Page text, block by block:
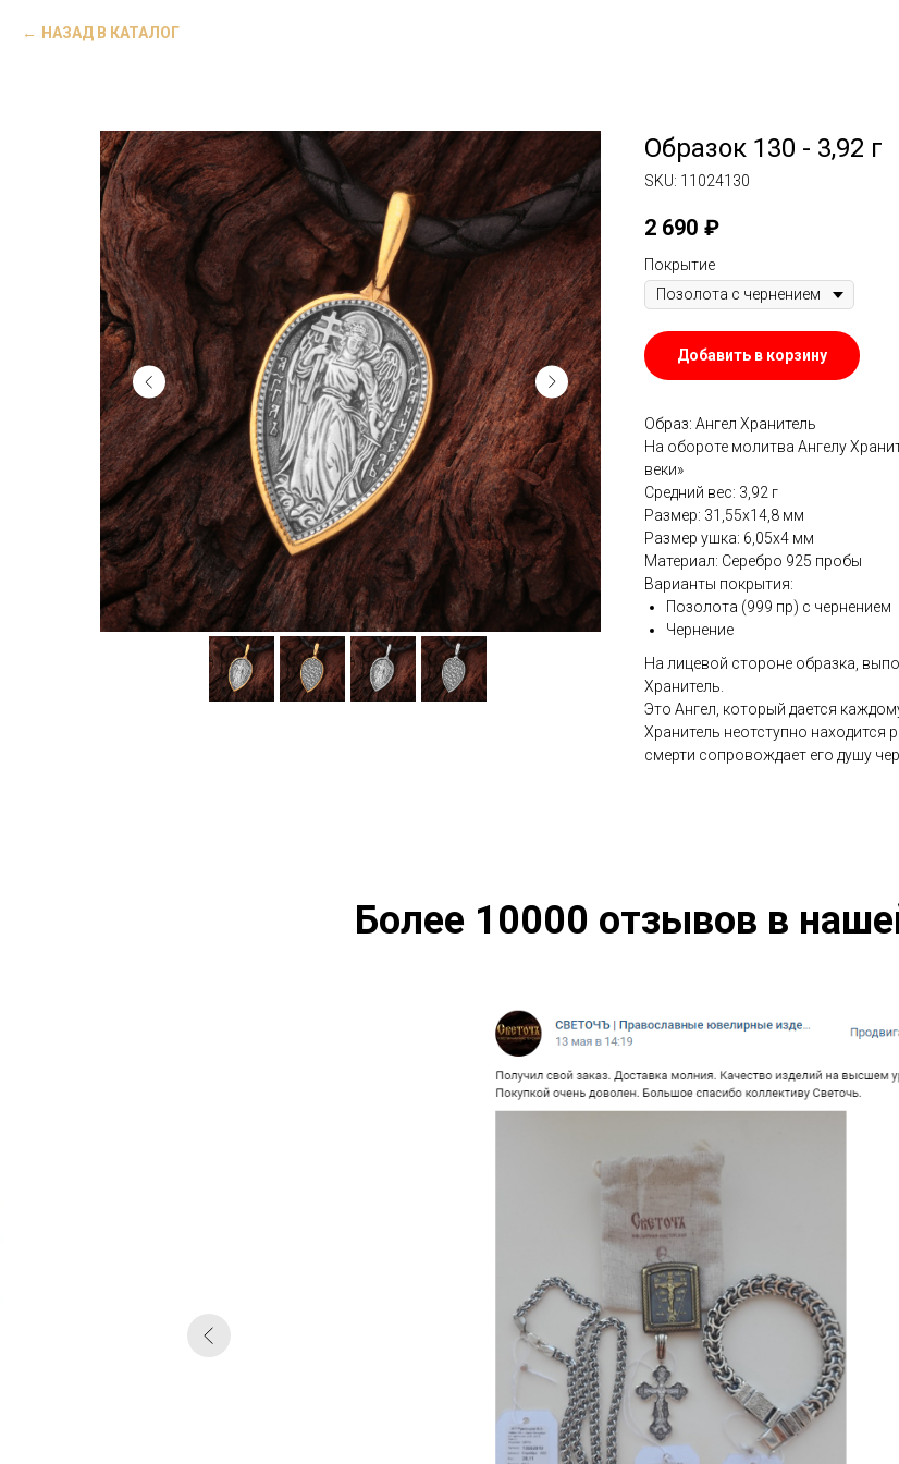
НАЗАД В КАТАЛОГ
Образок 130 - 3,92 г
SKU: 11024130
2 690 ₽
Покрытие
Добавить в корзину
Образ: Ангел Хранитель
На обороте молитва Ангелу
веки»
Средний вес: 3,92 г
Размер: 31,55х14,8 мм
Размер ушка: 6,05х4 мм
Материал: Серебро 925 пробы
Варианты покрытия:
Позолота (999 пр) с чернением
Чернение
На лицевой стороне образка,
Хранитель.
Это Ангел, который дается
Хранитель неотступно находится
смерти сопровождает его душу
Более 10000 отзывов в